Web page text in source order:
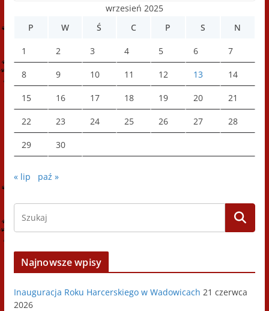
wrzesień 2025
P
W Ś C P S N
1 2 3 4 5 6 7
8 9 10 11 12 13 14
15 16 17 18 19 20 21
22 23 24 25 26 27 28
29 30
« lip paź »
Najnowsze wpisy
Inauguracja Roku Harcerskiego w Wadowicach 21 czerwca
2026